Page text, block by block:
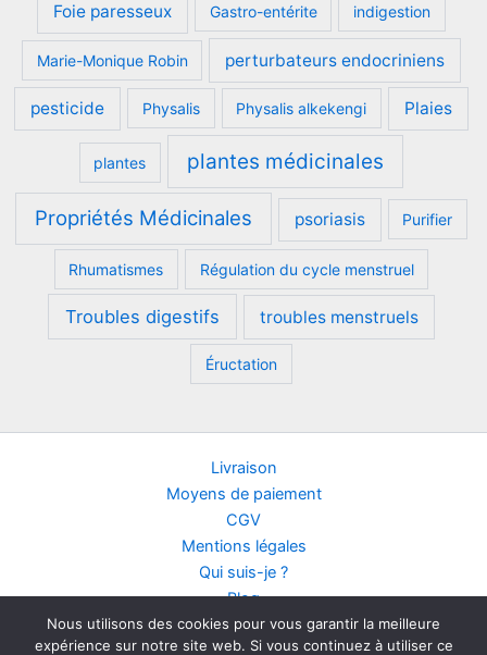
Foie paresseux Gastro-entérite indigestion
Marie-Monique Robin perturbateurs endocriniens
pesticide Physalis Physalis alkekengi Plaies
plantes plantes médicinales
Propriétés Médicinales psoriasis Purifier
Rhumatismes Régulation du cycle menstruel
Troubles digestifs troubles menstruels
Éructation
Livraison
Moyens de paiement
CGV
Mentions légales
Qui suis-je ?
Blog
Contact
Points de vente
Nous utilisons des cookies pour vous garantir la meilleure
expérience sur notre site web. Si vous continuez à utiliser ce